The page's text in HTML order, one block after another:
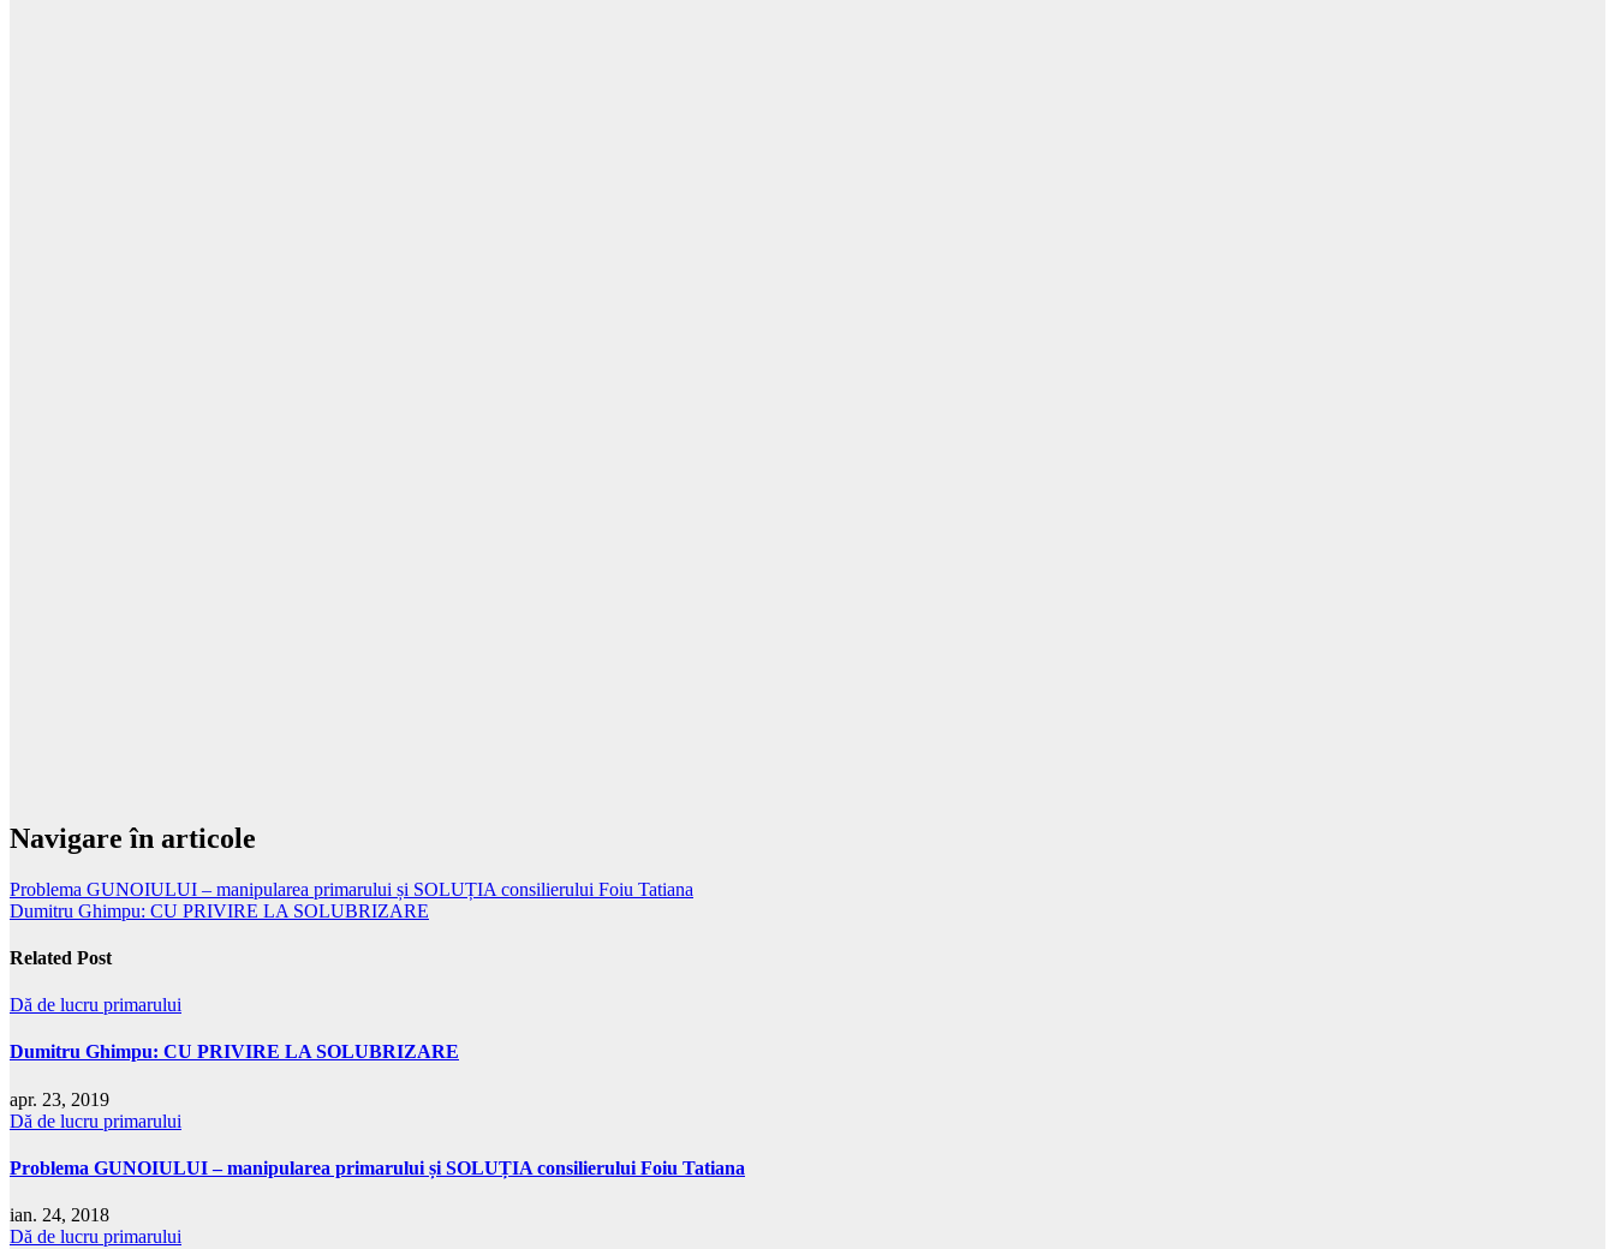
Navigare în articole
Problema GUNOIULUI – manipularea primarului și SOLUȚIA consilierului Foiu Tatiana
Dumitru Ghimpu: CU PRIVIRE LA SOLUBRIZARE
Related Post
Dă de lucru primarului
Dumitru Ghimpu: CU PRIVIRE LA SOLUBRIZARE
apr. 23, 2019
Dă de lucru primarului
Problema GUNOIULUI – manipularea primarului și SOLUȚIA consilierului Foiu Tatiana
ian. 24, 2018
Dă de lucru primarului